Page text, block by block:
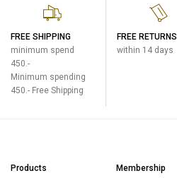
FREE SHIPPING
minimum spend
450.-
Minimum spending
450.- Free Shipping
FREE RETURNS
within 14 days
Products Membership